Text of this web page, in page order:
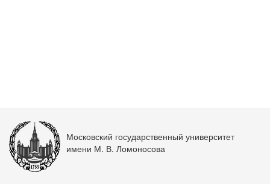
Московский государственный университет
имени М. В. Ломоносова